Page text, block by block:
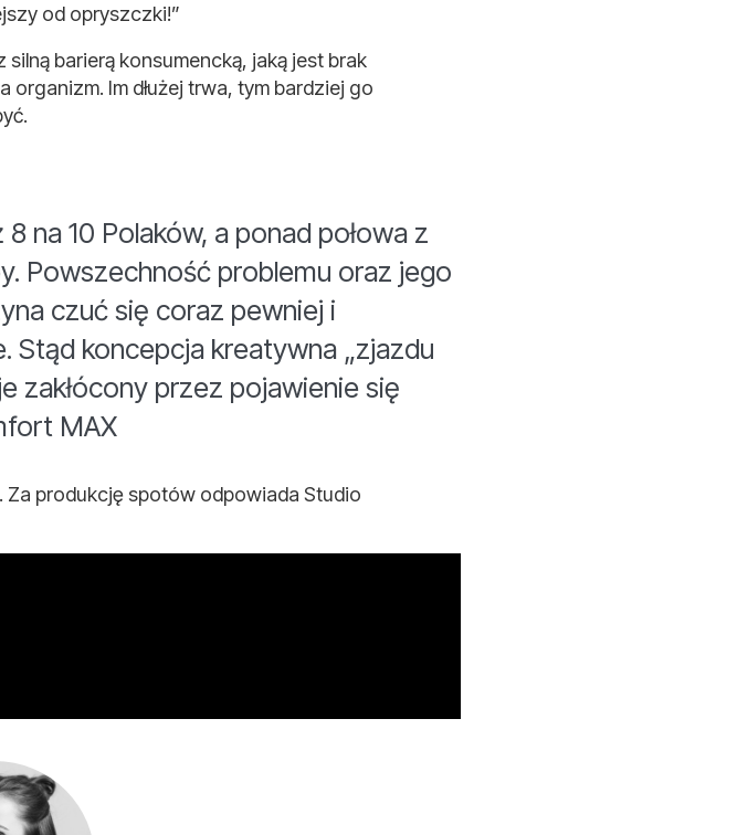
od opryszczki!”
silną barierą konsumencką, jaką jest brak
Im dłużej trwa, tym bardziej go
na 10 Polaków, a ponad połowa z
Powszechność problemu oraz jego
czuć się coraz pewniej i
Stąd koncepcja kreatywna „zjazdu
zakłócony przez pojawienie się
MAX
Za produkcję spotów odpowiada Studio